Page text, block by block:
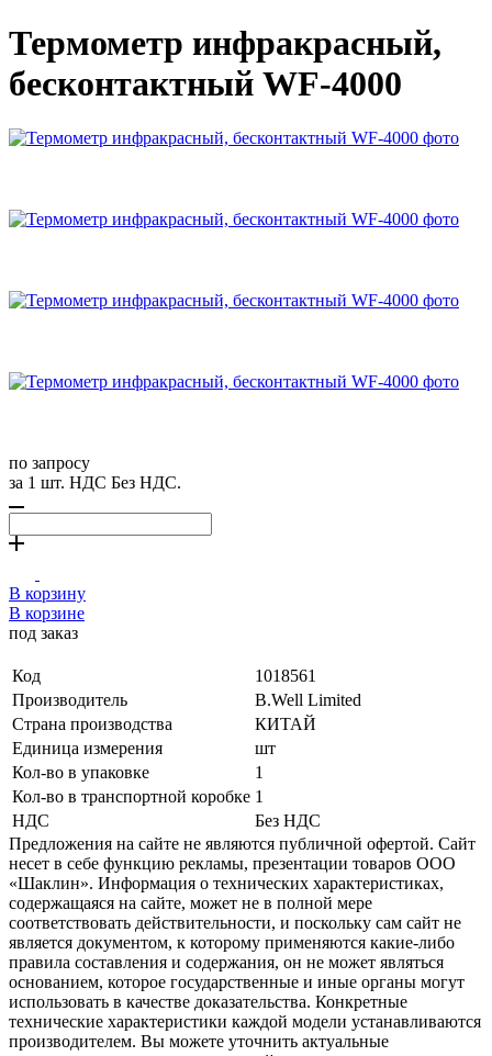
Термометр инфракрасный,
бесконтактный WF-4000
по запросу
за 1 шт. НДС Без НДС.
В корзину
В корзине
под заказ
Код
1018561
Производитель
B.Well Limited
Страна производства
КИТАЙ
Единица измерения
шт
Кол-во в упаковке
1
Кол-во в транспортной коробке 1
НДС
Без НДС
Предложения на сайте не являются публичной офертой. Сайт
несет в себе функцию рекламы, презентации товаров ООО
«Шаклин». Информация о технических характеристиках,
содержащаяся на сайте, может не в полной мере
соответствовать действительности, и поскольку сам сайт не
является документом, к которому применяются какие-либо
правила составления и содержания, он не может являться
основанием, которое государственные и иные органы могут
использовать в качестве доказательства. Конкретные
технические характеристики каждой модели устанавливаются
производителем. Вы можете уточнить актуальные